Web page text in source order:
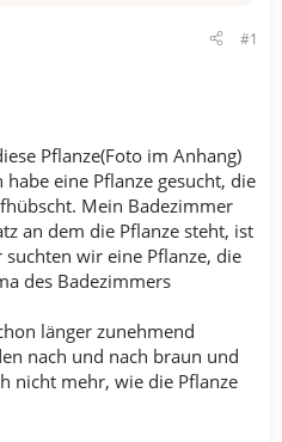
#1
Pflanze(Foto im Anhang)
eine Pflanze gesucht, die
Mein Badezimmer
an dem die Pflanze steht, ist
wir eine Pflanze, die
des Badezimmers
länger zunehmend
nach und nach braun und
nicht mehr, wie die Pflanze